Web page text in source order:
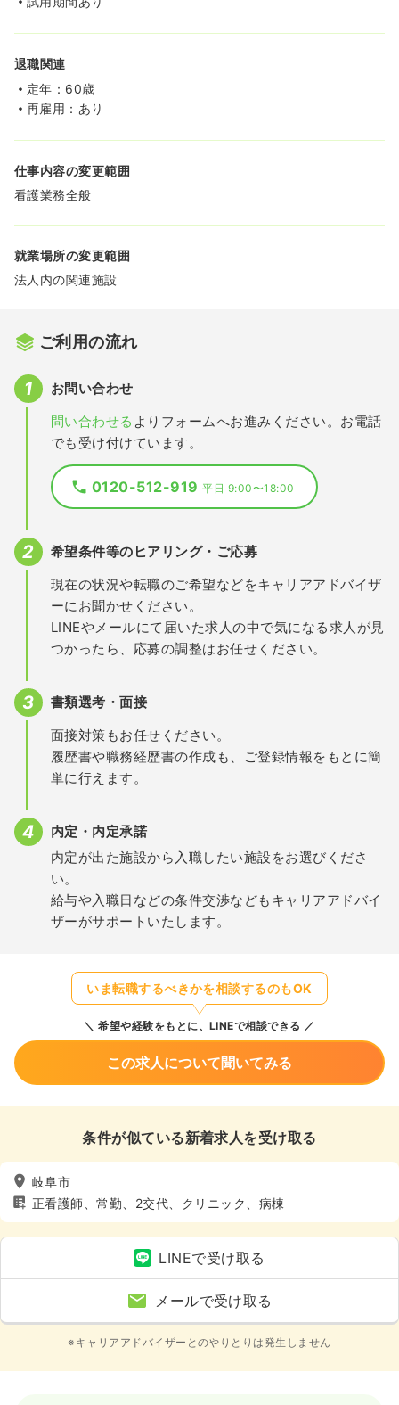
退職関連
定年：60歳
再雇用：あり
仕事内容の変更範囲
看護業務全般
就業場所の変更範囲
法人内の関連施設
ご利用の流れ
お問い合わせ
問い合わせる よりフォームへお進みください。お電話
でも受け付けています。
0120-512-919平日 9:00〜18:00
希望条件等のヒアリング・ご応募
現在の状況や転職のご希望などをキャリアアドバイザ
ーにお聞かせください。
LINEやメールにて届いた求人の中で気になる求人が見
つかったら、応募の調整はお任せください。
書類選考・面接
面接対策もお任せください。
履歴書や職務経歴書の作成も、ご登録情報をもとに簡
単に行えます。
内定・内定承諾
内定が出た施設から入職したい施設をお選びくださ
い。
給与や入職日などの条件交渉などもキャリアアドバイ
ザーがサポートいたします。
いま転職するべきかを相談するのもOK
希望や経験をもとに、LINEで相談できる
この求人について聞いてみる
条件が似ている新着求人を受け取る
岐阜市
正看護師、常勤、2交代、クリニック、病棟
LINEで受け取る
メールで受け取る
※キャリアアドバイザーとのやりとりは発生しません